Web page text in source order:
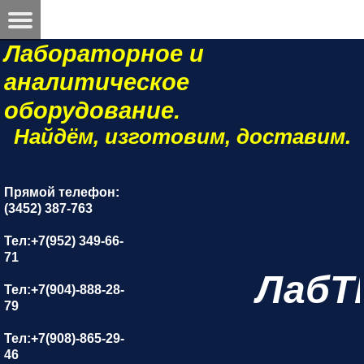
Лабораторное и
аналитическое
оборудование.
Найдём, изготовим, доставим.
Прямой телефон:
(3452) 387-763
Тел:+7(952) 349-66-
71
Тел:+7(904)-888-28-
79
Тел:+7(908)-865-29-
46